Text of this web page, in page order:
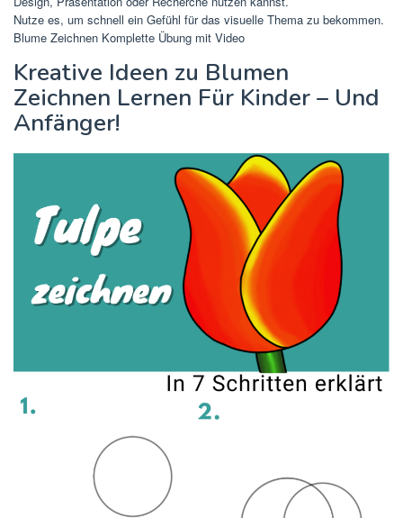
Nutze es, um schnell ein Gefühl für das visuelle Thema zu bekommen.
Blume Zeichnen Komplette Übung mit Video
Kreative Ideen zu Blumen
Zeichnen Lernen Für Kinder – Und
Anfänger!